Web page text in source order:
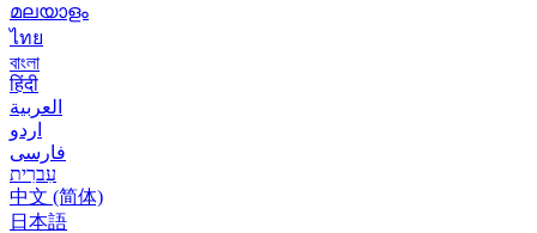
മലയാളം
ไทย
বাংলা
हिंदी
العربية
اردو
فارسی
עִברִית
中文 (简体)
日本語